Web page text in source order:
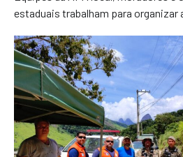
estaduais trabalham para organizar